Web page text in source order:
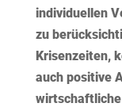
individuellen
zu
Krisenzeiten,
auch positive